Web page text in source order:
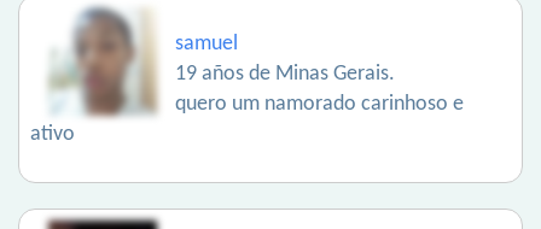
samuel
19 años de Minas Gerais.
quero um namorado carinhoso e
ativo